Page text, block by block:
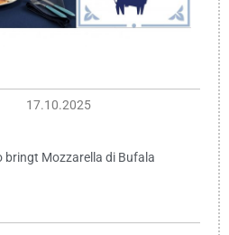
17.10.2025
bringt Mozzarella di Bufala